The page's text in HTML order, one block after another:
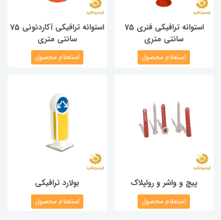
استوانه ترافیکی فنری 75
سانتی متری
استعلام محصول
استوانه ترافیکی آکاردئونی 75
سانتی متری
استعلام محصول
پیچ و واشر و رولپلاک
استعلام محصول
بولارد ترافیکی
استعلام محصول